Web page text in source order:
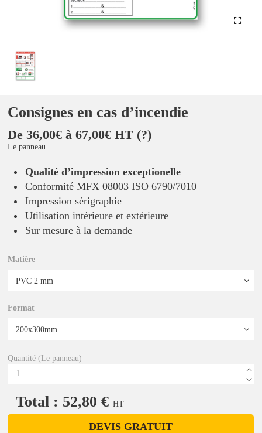
Consignes en cas d’incendie
De 36,00€ à 67,00€ HT (?)
Le panneau
Qualité d’impression exceptionelle
Conformité MFX 08003 ISO 6790/7010
Impression sérigraphie
Utilisation intérieure et extérieure
Sur mesure à la demande
Matière
Format
Quantité (Le panneau)
Total : 52,80 € HT
DEVIS GRATUIT